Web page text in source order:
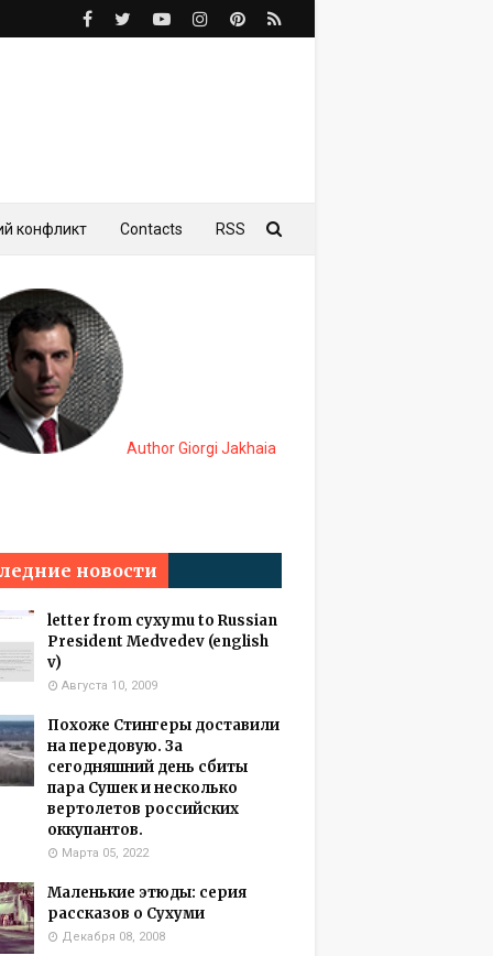
конфликт Contacts RSS
Author Giorgi Jakhaia
новости
letter from cyxymu to Russian
President Medvedev (english
v)
Августа 10, 2009
Похоже Стингеры доставили
на передовую. За
сегодняшний день сбиты
пара Сушек и несколько
вертолетов российских
оккупантов.
Марта 05, 2022
Маленькие этюды: серия
рассказов о Сухуми
Декабря 08, 2008